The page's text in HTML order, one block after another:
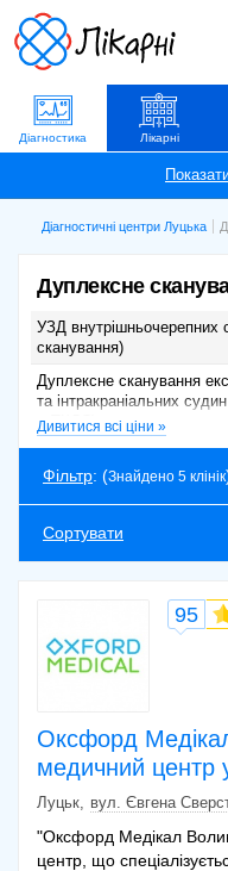
Діагностика Лікарні
Діагностичні центри Луцька
Дуплексне
УЗД внутрішньочерепних
сканування)
Дуплексне сканування
та інтракраніальних
+ ТКДС)
судин (ТКДС)
Дуплексне сканування
судин (брахіоцефальні)
Комплекс( вени, артерії)
Комплекс( вени, артерії)
кінцівки
Дивитися всі ціни »
Фільтр: (Знайдено 5 клінік
Сортувати
Оксфорд
медичний центр
95
Луцьк вул. Євгена
"Оксфорд Медікал
центр, що